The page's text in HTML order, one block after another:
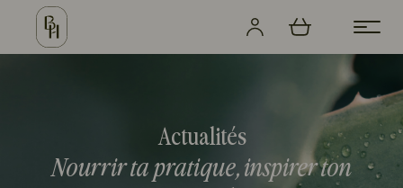
Actualités
Nourrir ta pratique, inspirer ton